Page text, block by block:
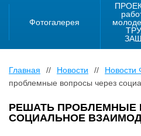
Фотогалерея
Главная // Новости //
проблемные вопросы через
РЕШАТЬ ПРОБЛЕМНЫЕ
СОЦИАЛЬНОЕ